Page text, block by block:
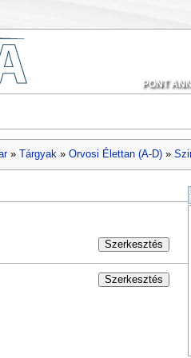
PONT
» Tárgyak» Orvosi Élettan (A-D)»
Szerkesztés
Szerkesztés